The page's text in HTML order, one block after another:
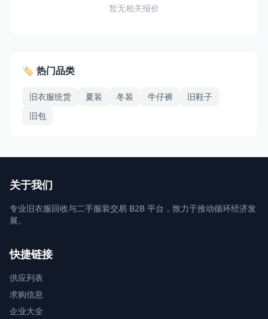
暂无相关报价
🏷️ 热门品类
旧衣服统货 夏装 冬装 牛仔裤
旧鞋子
旧包
关于我们
专业旧衣服回收与二手服装交易 B2B 平台，致力于推动循环经济发
展。
快捷链接
供应列表
求购信息
企业大全